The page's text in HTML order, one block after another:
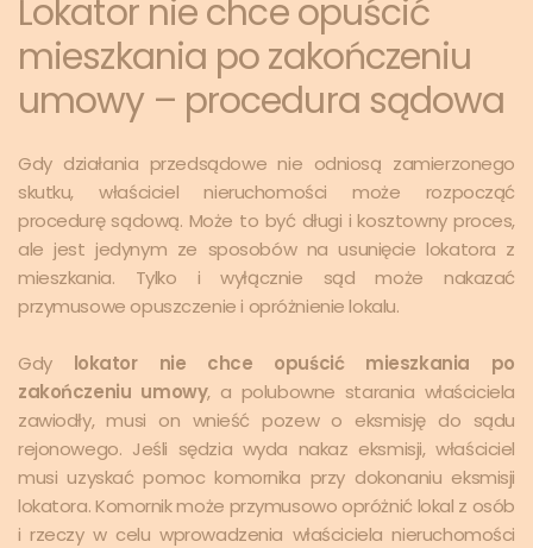
Lokator nie chce opuścić
mieszkania po zakończeniu
umowy – procedura sądowa
Gdy działania przedsądowe nie odniosą zamierzonego
skutku, właściciel nieruchomości może rozpocząć
procedurę sądową. Może to być długi i kosztowny proces,
ale jest jedynym ze sposobów na usunięcie lokatora z
mieszkania. Tylko i wyłącznie sąd może nakazać
przymusowe opuszczenie i opróżnienie lokalu.
Gdy lokator nie chce opuścić mieszkania po
zakończeniu umowy, a polubowne starania właściciela
zawiodły, musi on wnieść pozew o eksmisję do sądu
rejonowego. Jeśli sędzia wyda nakaz eksmisji, właściciel
musi uzyskać pomoc komornika przy dokonaniu eksmisji
lokatora. Komornik może przymusowo opróżnić lokal z osób
i rzeczy w celu wprowadzenia właściciela nieruchomości